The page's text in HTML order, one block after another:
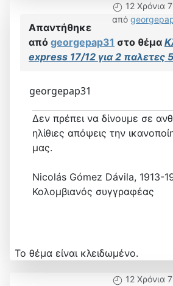
12 Χρόνια
από
Απαντήθηκε
από georgepap31 στο θέμα
express 17/12 για 2 παλετες
georgepap31
Δεν πρέπει να δίνουμε σε
ηλίθιες απόψεις την
μας.
Nicolás Gómez Dávila, 1913-
Κολομβιανός συγγραφέας
Το θέμα είναι κλειδωμένο.
12 Χρόνια